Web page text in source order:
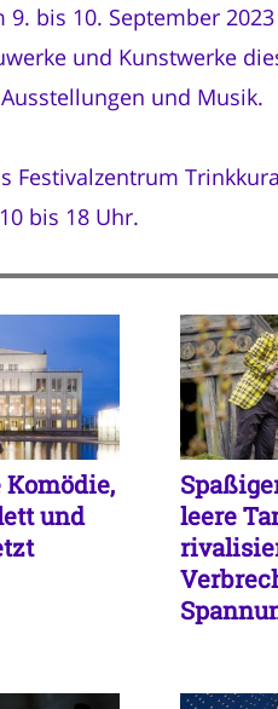
9. bis 10. September
und Kunstwerke
und Musik.
Festivalzentrum
bis 18 Uhr.
und
leere